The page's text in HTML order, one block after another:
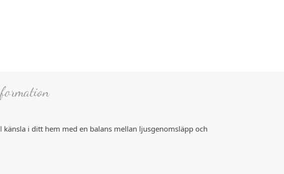
i ditt hem med en balans mellan ljusgenomsläpp och